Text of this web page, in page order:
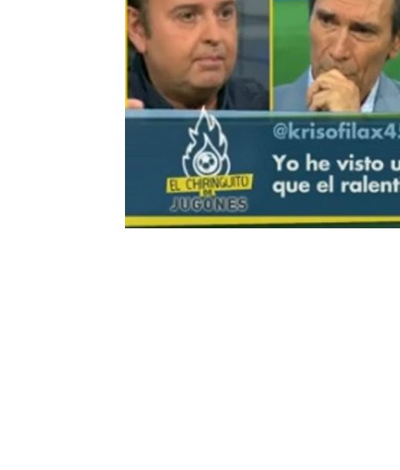
mega
Madrid
Publicado:12 de febrero de 2018, 12:54
James Rodríguez Selección